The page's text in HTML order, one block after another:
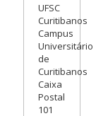
UFSC
Curitibanos
Campus
Universitário
de
Curitibanos
Caixa
Postal
101